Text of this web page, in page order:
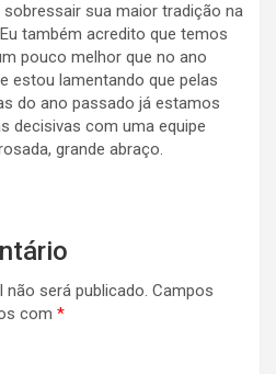
sua maior tradição na
também acredito que temos
pouco melhor que no ano
estou lamentando que pelas
do ano passado já estamos
decisivas com uma equipe
grande abraço.
não será publicado. Campos
com *